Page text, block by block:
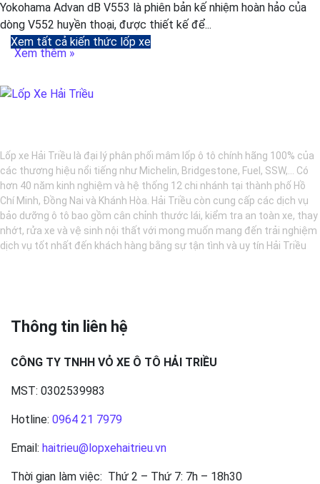
Yokohama Advan dB V553 là phiên bản kế nhiệm hoàn hảo của
dòng V552 huyền thoại, được thiết kế để...
Xem thêm »
Xem tất cả kiến thức lốp xe
Lốp xe Hải Triều là đại lý phân phối mâm lốp ô tô chính hãng 100% của
các thương hiệu nổi tiếng như Michelin, Bridgestone, Fuel, SSW,... Có
hơn 40 năm kinh nghiệm và hệ thống 12 chi nhánh tại thành phố Hồ
Chí Minh, Đồng Nai và Khánh Hòa. Hải Triều còn cung cấp các dịch vụ
bảo dưỡng ô tô bao gồm cân chỉnh thước lái, kiểm tra an toàn xe, thay
nhớt, rửa xe và vệ sinh nội thất với mong muốn mang đến trải nghiệm
dịch vụ tốt nhất đến khách hàng bằng sự tận tình và uy tín Hải Triều
Thông tin liên hệ
CÔNG TY TNHH VỎ XE Ô TÔ HẢI TRIỀU
MST: 0302539983
Hotline: 0964 21 7979
Email: haitrieu@lopxehaitrieu.vn
Thời gian làm việc: Thứ 2 – Thứ 7: 7h – 18h30